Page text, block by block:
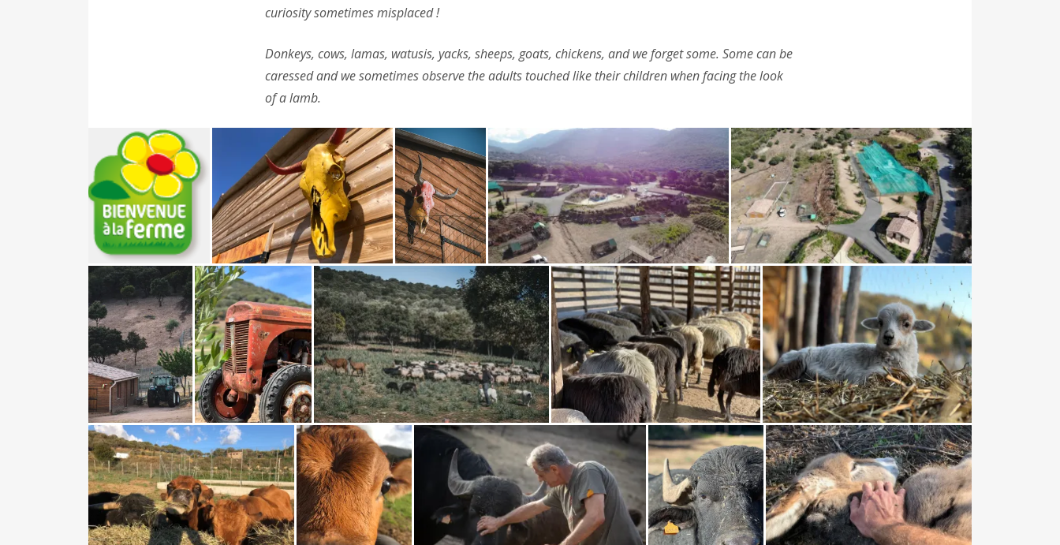
curiosity sometimes misplaced !
Donkeys, cows, lamas, watusis, yacks, sheeps, goats, chickens, and we forget some. Some can be
caressed and we sometimes observe the adults touched like their children when facing the look
of a lamb.